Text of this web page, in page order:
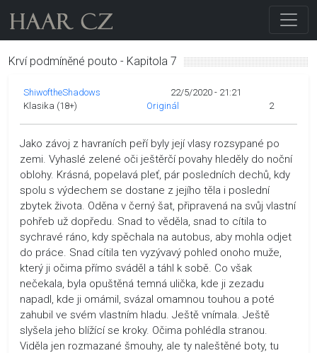
Krví podmíněné pouto - Kapitola 7
ShiwoftheShadows
22/5/2020 - 21:21
Klasika (18+)
Originál 2
Jako závoj z havraních peří byly její vlasy rozsypané po
zemi. Vyhaslé zelené oči ještěrčí povahy hleděly do noční
oblohy. Krásná, popelavá pleť, pár posledních dechů, kdy
spolu s výdechem se dostane z jejího těla i poslední
zbytek života. Oděna v černý šat, připravená na svůj vlastní
pohřeb už dopředu. Snad to věděla, snad to cítila to
sychravé ráno, kdy spěchala na autobus, aby mohla odjet
do práce. Snad cítila ten vyzývavý pohled onoho muže,
který ji očima přímo sváděl a táhl k sobě. Co však
nečekala, byla opuštěná temná ulička, kde ji zezadu
napadl, kde ji omámil, svázal omamnou touhou a poté
zahubil ve svém vlastním hladu. Ještě vnímala. Ještě
slyšela jeho blížící se kroky. Očima pohlédla stranou.
Viděla jen rozmazané šmouhy, ale ty naleštěné boty, tu